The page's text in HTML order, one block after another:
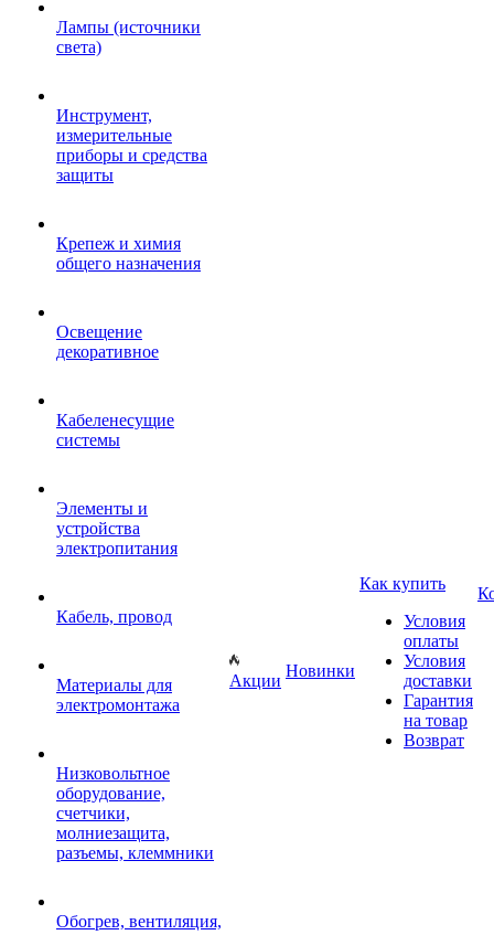
Лампы (источники
света)
Инструмент,
измерительные
приборы и средства
защиты
Крепеж и химия
общего назначения
Освещение
декоративное
Кабеленесущие
системы
Элементы и
устройства
электропитания
Кабель, провод
Материалы для
электромонтажа
Низковольтное
оборудование,
счетчики,
молниезащита,
разъемы, клеммники
Обогрев, вентиляция,
Акции
Новинки
Как купить
Условия
оплаты
Условия
доставки
Гарантия
на товар
Возврат